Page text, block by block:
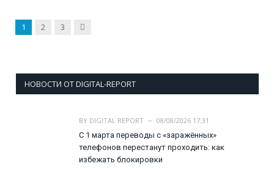
1 2 3 Next
НОВОСТИ ОТ DIGITAL-REPORT
BY DIGITAL REPORT
08/08/2026 17:31
С 1 марта переводы с «заражённых»
телефонов перестанут проходить: как
избежать блокировки